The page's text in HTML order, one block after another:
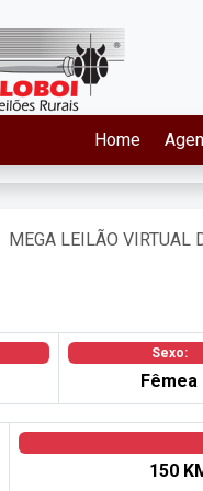
Home
MEGA LEILÃO VIRTUAL
Sexo:
Fêmea
150